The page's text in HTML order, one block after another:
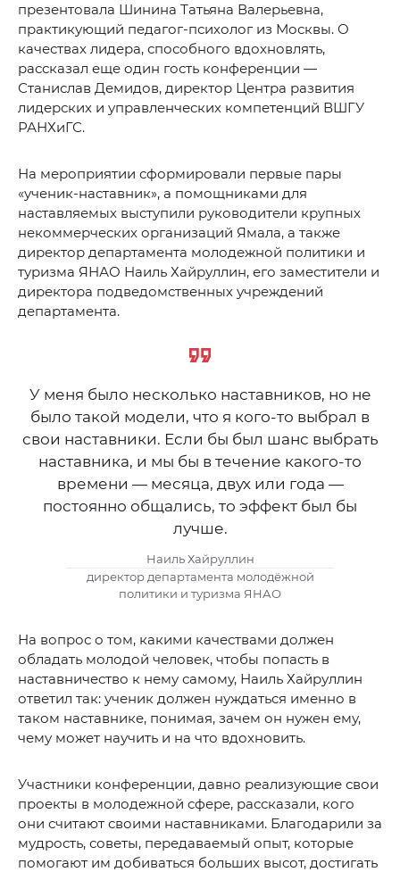
презентовала Шинина Татьяна Валерьевна,
практикующий педагог-психолог из Москвы. О
качествах лидера, способного вдохновлять,
рассказал еще один гость конференции —
Станислав Демидов, директор Центра развития
лидерских и управленческих компетенций ВШГУ
РАНХиГС.
На мероприятии сформировали первые пары
«ученик-наставник», а помощниками для
наставляемых выступили руководители крупных
некоммерческих организаций Ямала, а также
директор департамента молодежной политики и
туризма ЯНАО Наиль Хайруллин, его заместители и
директора подведомственных учреждений
департамента.
У меня было несколько наставников, но не
было такой модели, что я кого-то выбрал в
свои наставники. Если бы был шанс выбрать
наставника, и мы бы в течение какого-то
времени — месяца, двух или года —
постоянно общались, то эффект был бы
лучше.
Наиль Хайруллин
директор департамента молодёжной
политики и туризма ЯНАО
На вопрос о том, какими качествами должен
обладать молодой человек, чтобы попасть в
наставничество к нему самому, Наиль Хайруллин
ответил так: ученик должен нуждаться именно в
таком наставнике, понимая, зачем он нужен ему,
чему может научить и на что вдохновить.
Участники конференции, давно реализующие свои
проекты в молодежной сфере, рассказали, кого
они считают своими наставниками. Благодарили за
мудрость, советы, передаваемый опыт, которые
помогают им добиваться больших высот, достигать